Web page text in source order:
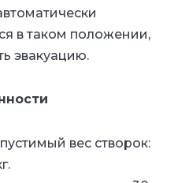
в таком положении,
эвакуацию.
вес створок: